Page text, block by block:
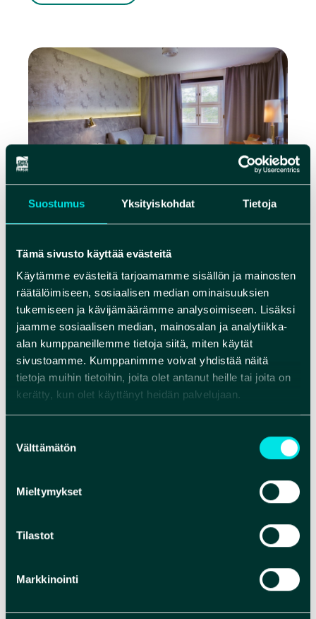
Suostumus Yksityiskohdat Tietoja
Tämä sivusto käyttää evästeitä
Käytämme evästeitä tarjoamamme sisällön ja mainosten
räätälöimiseen, sosiaalisen median ominaisuuksien
tukemiseen ja kävijämäärämme analysoimiseen. Lisäksi
jaamme sosiaalisen median, mainosalan ja analytiikka-
alan kumppaneillemme tietoja siitä, miten käytät
sivustoamme. Kumppanimme voivat yhdistää näitä
tietoja muihin tietoihin, joita olet antanut heille tai joita on
kerätty, kun olet käyttänyt heidän palvelujaan.
valinta
Välttämätön
Mieltymykset
Tilastot
Markkinointi